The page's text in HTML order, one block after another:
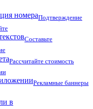
номераПодтверждение
Составьте
Рассчитайте стоимость
Рекламные баннеры
в